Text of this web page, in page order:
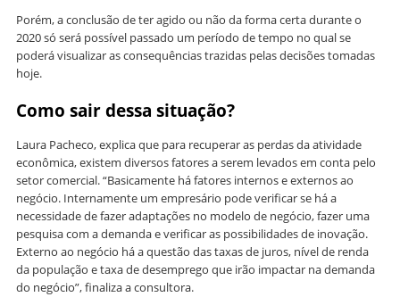
Porém, a conclusão de ter agido ou não da forma certa durante o
2020 só será possível passado um período de tempo no qual se
poderá visualizar as consequências trazidas pelas decisões tomadas
hoje.
Como sair dessa situação?
Laura Pacheco, explica que para recuperar as perdas da atividade
econômica, existem diversos fatores a serem levados em conta pelo
setor comercial. “Basicamente há fatores internos e externos ao
negócio. Internamente um empresário pode verificar se há a
necessidade de fazer adaptações no modelo de negócio, fazer uma
pesquisa com a demanda e verificar as possibilidades de inovação.
Externo ao negócio há a questão das taxas de juros, nível de renda
da população e taxa de desemprego que irão impactar na demanda
do negócio”, finaliza a consultora.